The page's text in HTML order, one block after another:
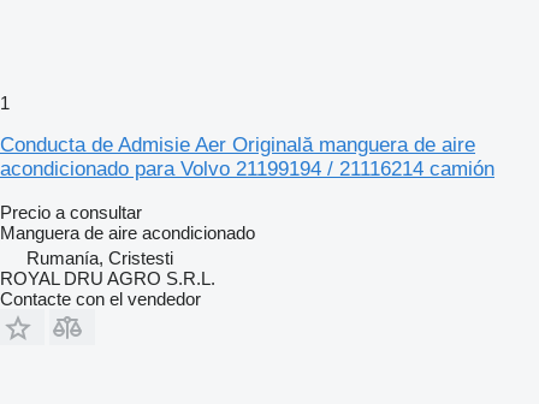
1
Conducta de Admisie Aer Originală manguera de aire
acondicionado para Volvo 21199194 / 21116214 camión
Precio a consultar
Manguera de aire acondicionado
Rumanía, Cristesti
ROYAL DRU AGRO S.R.L.
Contacte con el vendedor